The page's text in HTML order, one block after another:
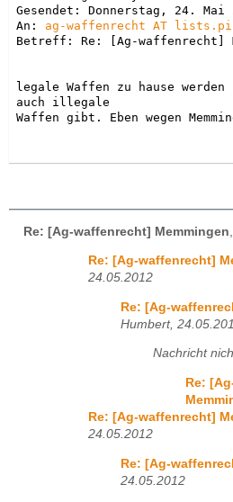
Gesendet: Donnerstag, 24. Mai
An: ag-waffenrecht AT
Betreff: Re: [Ag-waffenrecht]
legale Waffen zu hause
auch illegale
Re: [Ag-waffenrecht] Memmingen
Re: [Ag-waffenrecht]
24.05.2012
Re: [Ag-
Humbert,
Nachricht
Re:
Re: [Ag-waffenrecht]
24.05.2012
Re: [Ag-
24.05.2012